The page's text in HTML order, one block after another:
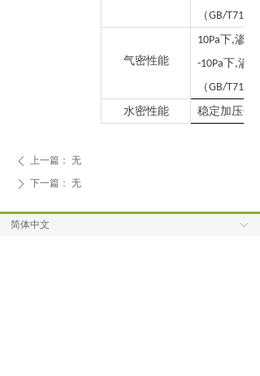
（GB/T7106-
气密性能
10Pa下,渗透
-10Pa下,渗透
（GB/T7106-
水密性能
稳定加压保
ꄴ 上一篇： 无
ꄲ 下一篇： 无
ꀅ
简体中文